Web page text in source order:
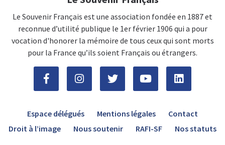
Le Souvenir Français est une association fondée en 1887 et
reconnue d’utilité publique le 1er février 1906 qui a pour
vocation d'honorer la mémoire de tous ceux qui sont morts
pour la France qu’ils soient Français ou étrangers.
Espace délégués Mentions légales
Contact
Droit à l’image
Nous soutenir RAFI-SF Nos statuts